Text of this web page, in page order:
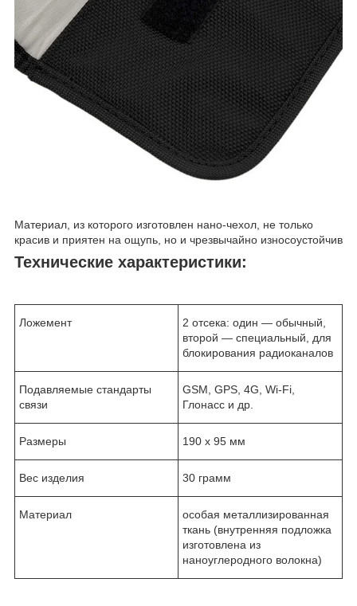
Материал, из которого изготовлен нано-чехол, не только
красив и приятен на ощупь, но и чрезвычайно износоустойчив
Технические характеристики:
Ложемент
2 отсека: один — обычный,
второй — специальный, для
блокирования радиоканалов
Подавляемые стандарты
связи
GSM, GPS, 4G, Wi-Fi,
Глонасс и др.
Размеры 190 х 95 мм
Вес изделия 30 грамм
Материал
особая металлизированная
ткань (внутренняя подложка
изготовлена из
наноуглеродного волокна)